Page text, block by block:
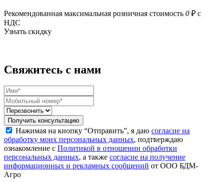
Рекомендованная максимальная розничная стоимость 0 ₽ с
НДС
Узнать скидку
Свяжитесь с нами
Получить консультацию
Нажимая на кнопку “Отправить”, я даю согласие на
обработку моих персональных данных, подтверждаю
ознакомление с Политикой в отношении обработки
персональных данных, а также согласие на получение
информационных и рекламных сообщений от ООО БДМ-
Агро